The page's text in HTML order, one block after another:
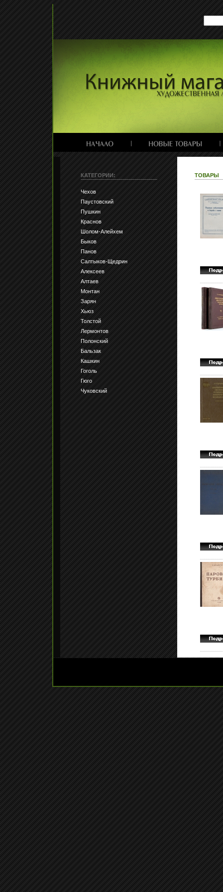
КАТЕГОРИИ:
Чехов
Паустовский
Пушкин
Краснов
Шолом-Алейхем
Быков
Панов
Салтыков-Щедрин
Алексеев
Алтаев
Монтан
Зарян
Хьюз
Толстой
Лермонтов
Полонский
Бальзак
Кашкин
Гоголь
Гюго
Чуковский
ТОВАРЫ